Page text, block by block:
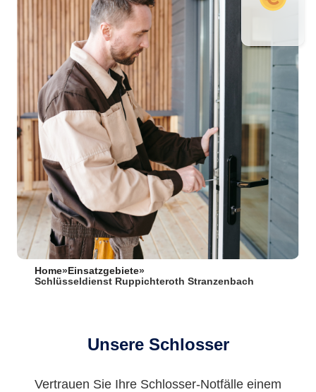
Home» Einsatzgebiete»
Schlüsseldienst Ruppichteroth Stranzenbach
Unsere Schlosser
Vertrauen Sie Ihre Schlosser-Notfälle einem